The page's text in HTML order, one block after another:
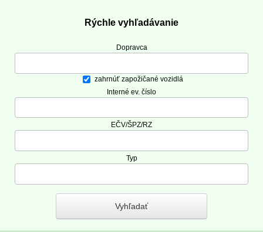
Rýchle vyhľadávanie
Dopravca
zahrnúť zapožičané vozidlá
Interné ev. číslo
EČV/ŠPZ/RZ
Typ